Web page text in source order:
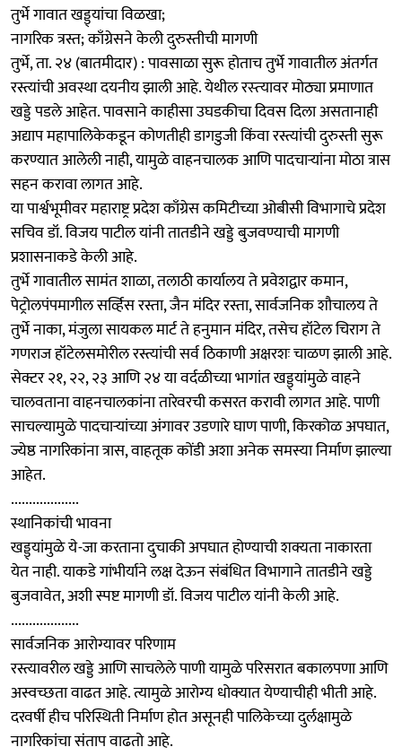
तुर्भे गावात खड्ड्यांचा विळखा;
नागरिक त्रस्त; काँग्रेसने केली दुरुस्तीची मागणी
तुर्भे, ता. २४ (बातमीदार) : पावसाळा सुरू होताच तुर्भे गावातील अंतर्गत
रस्त्यांची अवस्था दयनीय झाली आहे. येथील रस्‍त्‍यावर मोठ्या प्रमाणात
खड्डे पडले आहेत. पावसाने काहीसा उघडकीचा दिवस दिला असतानाही
अद्याप महापालिकेकडून कोणतीही डागडुजी किंवा रस्त्यांची दुरुस्ती सुरू
करण्यात आलेली नाही, यामुळे वाहनचालक आणि पादचाऱ्यांना मोठा त्रास
सहन करावा लागत आहे.
या पार्श्वभूमीवर महाराष्ट्र प्रदेश काँग्रेस कमिटीच्या ओबीसी विभागाचे प्रदेश
सचिव डॉ. विजय पाटील यांनी तातडीने खड्डे बुजवण्याची मागणी
प्रशासनाकडे केली आहे.
तुर्भे गावातील सामंत शाळा, तलाठी कार्यालय ते प्रवेशद्वार कमान,
पेट्रोलपंपमागील सर्व्हिस रस्ता, जैन मंदिर रस्ता, सार्वजनिक शौचालय ते
तुर्भे नाका, मंजुला सायकल मार्ट ते हनुमान मंदिर, तसेच हॉटेल चिराग ते
गणराज हॉटेलसमोरील रस्त्यांची सर्व ठिकाणी अक्षरशः चाळण झाली आहे.
सेक्टर २१, २२, २३ आणि २४ या वर्दळीच्या भागांत खड्ड्यांमुळे वाहने
चालवताना वाहनचालकांना तारेवरची कसरत करावी लागत आहे. पाणी
साचल्यामुळे पादचाऱ्यांच्या अंगावर उडणारे घाण पाणी, किरकोळ अपघात,
ज्येष्ठ नागरिकांना त्रास, वाहतूक कोंडी अशा अनेक समस्या निर्माण झाल्या
आहेत.
...................
स्थानिकांची भावना
खड्ड्यांमुळे ये-जा करताना दुचाकी अपघात होण्याची शक्यता नाकारता
येत नाही. याकडे गांभीर्याने लक्ष देऊन संबंधित विभागाने तातडीने खड्डे
बुजवावेत, अशी स्पष्ट मागणी डॉ. विजय पाटील यांनी केली आहे.
...................
सार्वजनिक आरोग्यावर परिणाम
रस्त्यावरील खड्डे आणि साचलेले पाणी यामुळे परिसरात बकालपणा आणि
अस्वच्छता वाढत आहे. त्यामुळे आरोग्य धोक्यात येण्याचीही भीती आहे.
दरवर्षी हीच परिस्थिती निर्माण होत असूनही पालिकेच्या दुर्लक्षामुळे
नागरिकांचा संताप वाढतो आहे.